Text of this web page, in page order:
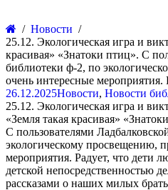
Новости
25.12. Экологическая игра и
красивая» «Знатоки птиц». С
библиотеки ф-2, по
очень интересные мероприятия.
26.12.2025Новости, Новости
25.12. Экологическая игра и
«Земля такая красивая»
С пользователями
экологическому просвещению,
мероприятия. Радует, что дети
детской непосредственностью
рассказами о наших милых